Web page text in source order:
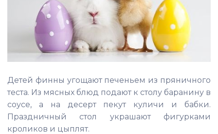
Детей финны угощают печеньем из пряничного
теста. Из мясных блюд подают к столу баранину в
соусе, а на десерт пекут куличи и бабки.
Праздничный стол украшают фигурками
кроликов и цыплят.